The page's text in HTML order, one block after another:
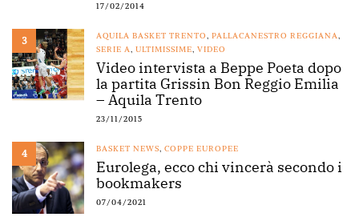
17/02/2014
3 AQUILA BASKET TRENTO, PALLACANESTRO REGGIANA,
SERIE A, ULTIMISSIME, VIDEO
Video intervista a Beppe Poeta dopo
la partita Grissin Bon Reggio Emilia
– Aquila Trento
23/11/2015
4 BASKET NEWS, COPPE EUROPEE
Eurolega, ecco chi vincerà secondo i
bookmakers
07/04/2021